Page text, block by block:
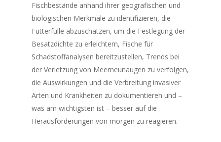
Fischbestände anhand ihrer geografischen und
biologischen Merkmale zu identifizieren, die
Futterfülle abzuschätzen, um die Festlegung der
Besatzdichte zu erleichtern, Fische für
Schadstoffanalysen bereitzustellen, Trends bei
der Verletzung von Meerneunaugen zu verfolgen,
die Auswirkungen und die Verbreitung invasiver
Arten und Krankheiten zu dokumentieren und –
was am wichtigsten ist – besser auf die
Herausforderungen von morgen zu reagieren.